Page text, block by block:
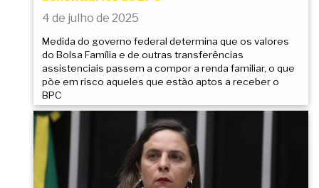
4 de julho de 2025
Medida do governo federal determina que os valores
do Bolsa Família e de outras transferências
assistenciais passem a compor a renda familiar, o que
põe em risco aqueles que estão aptos a receber o
BPC